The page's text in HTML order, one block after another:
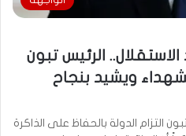
الرئيس تبون
ويشيد بنجاح
التزام الدولة بالحفاظ على الذاكرة